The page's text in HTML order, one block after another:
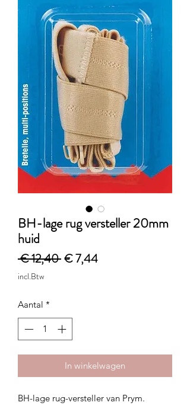
BH-lage rug versteller 20mm
huid
€ 12,40 Normale
€ 7,44Verkoopprijs
incl.Btw
Aantal *
In winkelwagen
BH-lage rug-versteller van Prym.